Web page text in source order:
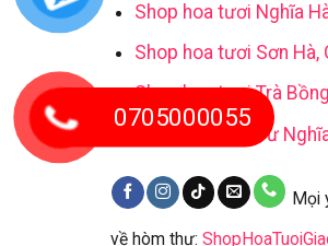
Shop hoa tươi Nghĩa
Shop hoa tươi Sơn Hà,
Shop hoa tươi Trà
Shop hoa tươi Tư
Mọi
về hòm thư:
0705000055